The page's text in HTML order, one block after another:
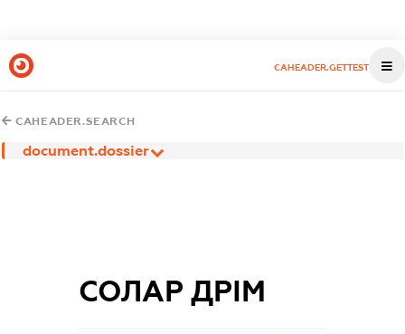
CAHEADER.GETTEST
CAHEADER.SEARCH
document.dossier
СОЛАР ДРІМ